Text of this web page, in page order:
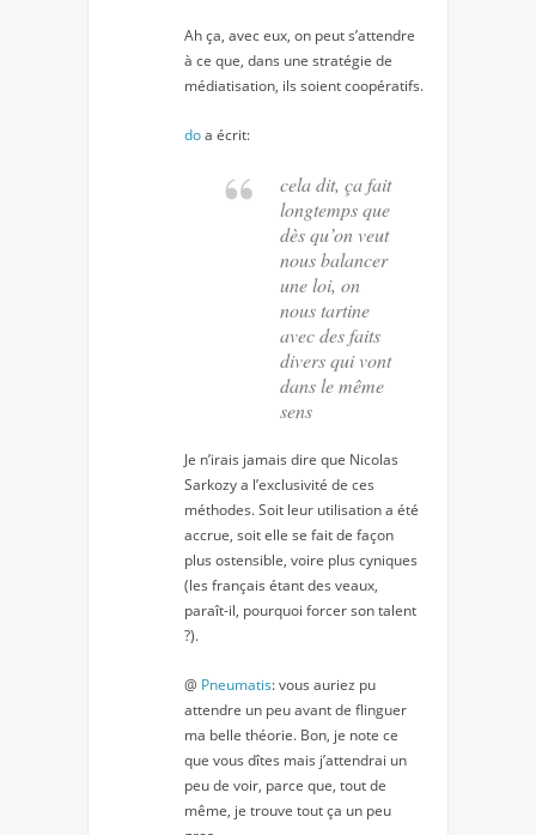
Ah ça, avec eux, on peut s’attendre
à ce que, dans une stratégie de
médiatisation, ils soient coopératifs.
doa écrit:
cela dit, ça fait
longtemps que
dès qu’on veut
nous balancer
une loi, on
nous tartine
avec des faits
divers qui vont
dans le même
sens
Je n’irais jamais dire que Nicolas
Sarkozy a l’exclusivité de ces
méthodes. Soit leur utilisation a été
accrue, soit elle se fait de façon
plus ostensible, voire plus cyniques
(les français étant des veaux,
paraît-il, pourquoi forcer son talent
?).
@ Pneumatis: vous auriez pu
attendre un peu avant de flinguer
ma belle théorie. Bon, je note ce
que vous dîtes mais j’attendrai un
peu de voir, parce que, tout de
même, je trouve tout ça un peu